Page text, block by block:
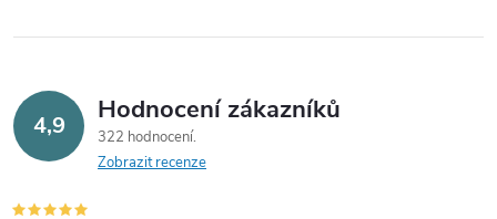
4,9 Hodnocení zákazníků
322 hodnocení
Zobrazit recenze